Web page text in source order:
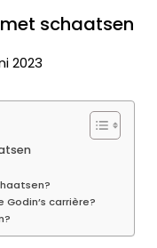
schaatsen
2023
carrière?